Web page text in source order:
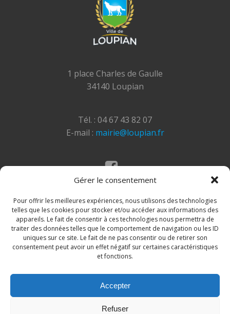
Gérer le consentement
Pour offrir les meilleures expériences, nous utilisons des technologies
telles que les cookies pour stocker et/ou accéder aux informations des
appareils. Le fait de consentir à ces technologies nous permettra de
traiter des données telles que le comportement de navigation ou les ID
uniques sur ce site. Le fait de ne pas consentir ou de retirer son
consentement peut avoir un effet négatif sur certaines caractéristiques
et fonctions.
Accepter
Refuser
1 place Charles de Gaulle
34140 Loupian
Tél. : 04 67 43 82 07
E-mail : mairie@loupian.fr
© 2026 Site de la commune de Loupian. Un service